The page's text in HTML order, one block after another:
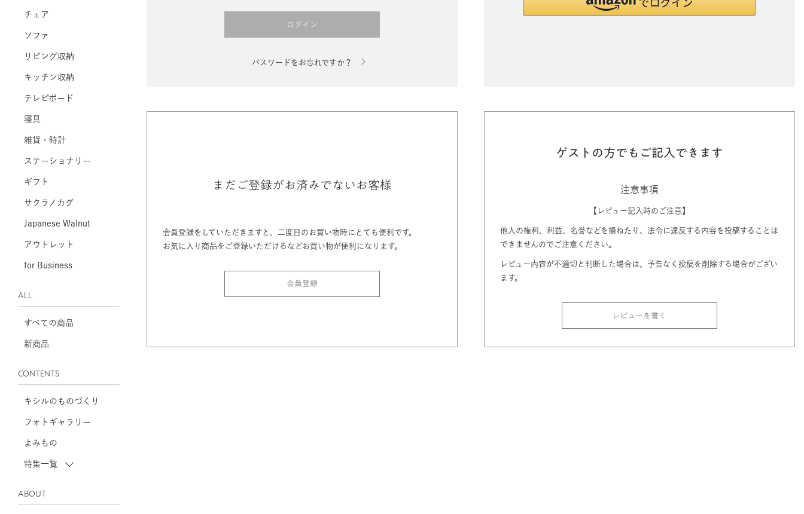
チェア
ソファ
リビング収納
キッチン収納
テレビボード
寝具
雑貨・時計
ステーショナリー
ギフト
サクラノカグ
Japanese Walnut
アウトレット
for Business
ALL
すべての商品
新商品
CONTENTS
キシルのものづくり
フォトギャラリー
よみもの
特集一覧
ABOUT
ログイン
パスワードをお忘れですか？
まだご登録がお済みでないお客様
会員登録をしていただきますと、二度目のお買い物時にとても便利です。
お気に入り商品をご登録いただけるなどお買い物が便利になります。
会員登録
ゲストの方でもご記入できます
注意事項
【レビュー記入時のご注意】
他人の権利、利益、名誉などを損ねたり、法令に違反する内容を投稿することは
できませんのでご注意ください。
レビュー内容が不適切と判断した場合は、予告なく投稿を削除する場合がござい
ます。
レビューを書く